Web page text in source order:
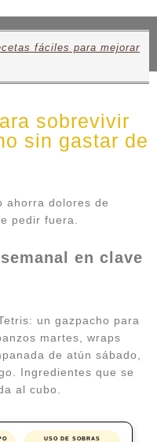
fáciles para mejorar
sobrevivir
sin gastar de
ahorra dolores de
pedir fuera.
en clave
un gazpacho para
martes, wraps
de atún sábado,
Ingredientes que se
al cubo.
USO DE SOBRAS